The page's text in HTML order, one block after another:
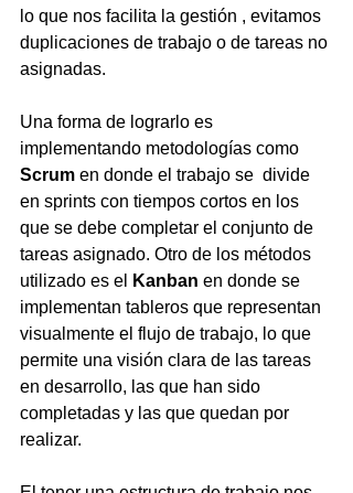
lo que nos facilita la gestión , evitamos
duplicaciones de trabajo o de tareas no
asignadas.
Una forma de lograrlo es
implementando metodologías como
Scrum en donde el trabajo se  divide
en sprints con tiempos cortos en los
que se debe completar el conjunto de
tareas asignado. Otro de los métodos
utilizado es el
Kanban en donde se
implementan tableros que representan
visualmente el flujo de trabajo, lo que
permite una visión clara de las tareas
en desarrollo, las que han sido
completadas y las que quedan por
realizar.